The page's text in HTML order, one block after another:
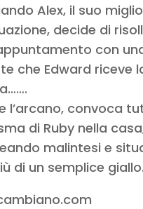
Alex, il suo
decide di
con
che Edward riceve
l’arcano, convoca
di Ruby nella
malintesi e
di un semplice giallo.